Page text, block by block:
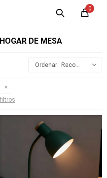
0
DE MESA
Recomendados